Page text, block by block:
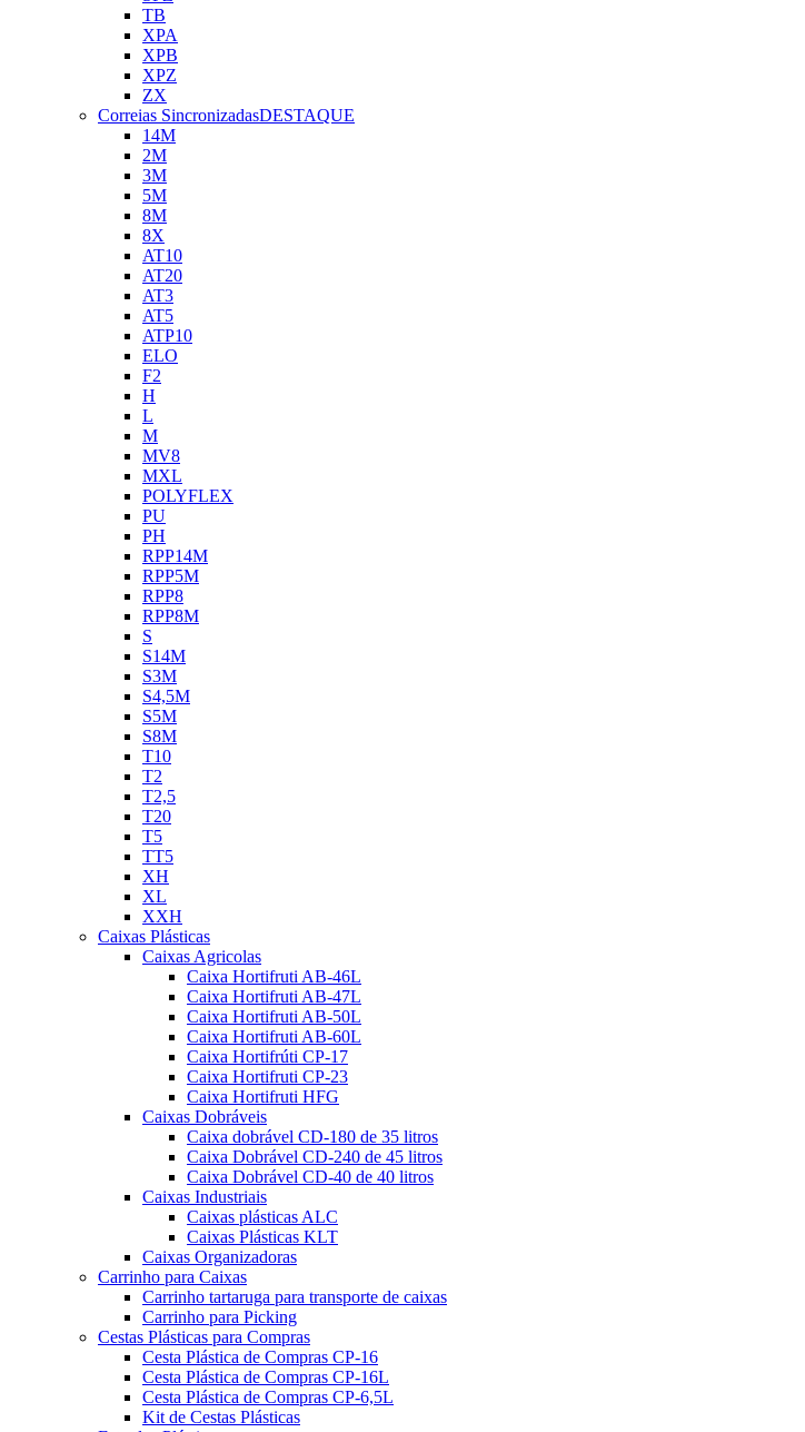
TB
XPA
XPB
XPZ
ZX
Correias SincronizadasDESTAQUE
14M
2M
3M
5M
8M
8X
AT10
AT20
AT3
AT5
ATP10
ELO
F2
H
L
M
MV8
MXL
POLYFLEX
PU
PH
RPP14M
RPP5M
RPP8
RPP8M
S
S14M
S3M
S4,5M
S5M
S8M
T10
T2
T2,5
T20
T5
TT5
XH
XL
XXH
Caixas Plásticas
Caixas Agricolas
Caixa Hortifruti AB-46L
Caixa Hortifruti AB-47L
Caixa Hortifruti AB-50L
Caixa Hortifruti AB-60L
Caixa Hortifrúti CP-17
Caixa Hortifruti CP-23
Caixa Hortifruti HFG
Caixas Dobráveis
Caixa dobrável CD-180 de 35 litros
Caixa Dobrável CD-240 de 45 litros
Caixa Dobrável CD-40 de 40 litros
Caixas Industriais
Caixas plásticas ALC
Caixas Plásticas KLT
Caixas Organizadoras
Carrinho para Caixas
Carrinho tartaruga para transporte de caixas
Carrinho para Picking
Cestas Plásticas para Compras
Cesta Plástica de Compras CP-16
Cesta Plástica de Compras CP-16L
Cesta Plástica de Compras CP-6,5L
Kit de Cestas Plásticas